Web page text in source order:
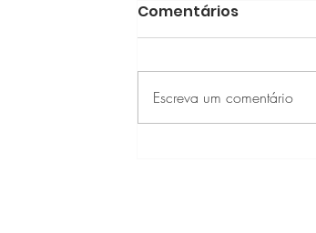
Oportunidade AEB
Comentários
Escreva um comentário